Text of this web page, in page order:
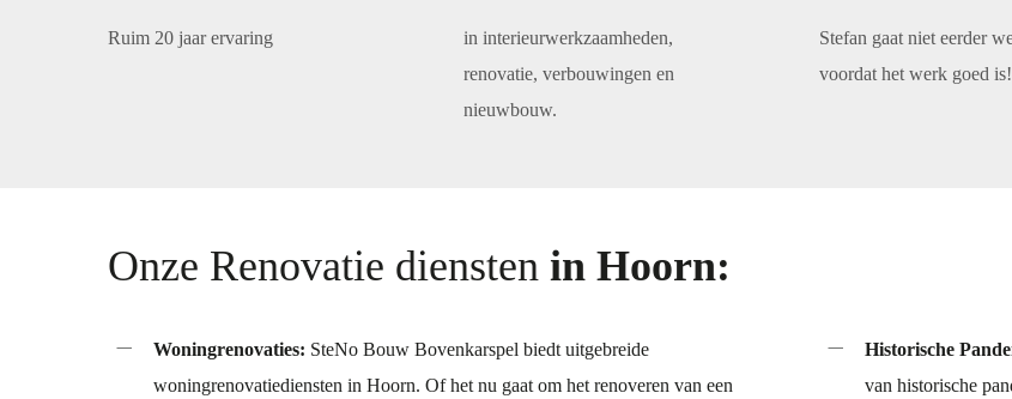
Ruim 20 jaar ervaring
in interieurwerkzaamheden,
renovatie, verbouwingen en
nieuwbouw.
Stefan gaat niet eerder
voordat het werk goed is!
Onze Renovatie diensten in Hoorn:
Woningrenovaties: SteNo Bouw Bovenkarspel biedt uitgebreide
woningrenovatiediensten in Hoorn. Of het nu gaat om het renoveren van een
Historische
van historische